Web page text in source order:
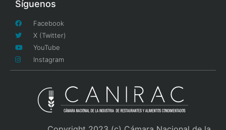
Síguenos
Facebook
X (Twitter)
YouTube
Instagram